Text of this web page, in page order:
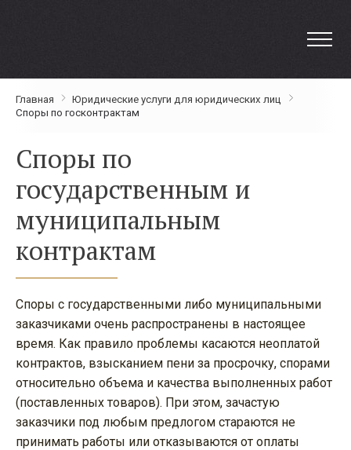
Главная
Юридические услуги для юридических лиц
Споры по госконтрактам
Споры по
государственным и
муниципальным
контрактам
Споры с государственными либо муниципальными
заказчиками очень распространены в настоящее
время. Как правило проблемы касаются неоплатой
контрактов, взысканием пени за просрочку, спорами
относительно объема и качества выполненных работ
(поставленных товаров). При этом, зачастую
заказчики под любым предлогом стараются не
принимать работы или отказываются от оплаты